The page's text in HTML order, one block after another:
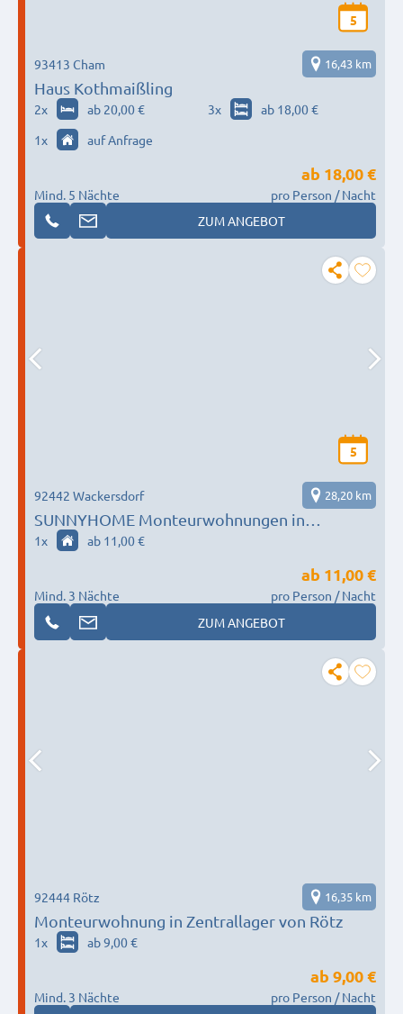
5
Haus Kothmaißling
93413 Cham 16,43 km
2x ab 20,00 € 3x
ab 18,00 €
1x auf Anfrage
Mind. 5 Nächte
ab 18,00 €
pro Person / Nacht
ZUM ANGEBOT
5
SUNNYHOME Monteurwohnungen in
Wackersdorf (ID 211)
92442 Wackersdorf 28,20 km
1x ab 11,00 €
Mind. 3 Nächte
ab 11,00 €
pro Person / Nacht
ZUM ANGEBOT
Monteurwohnung in Zentrallager von Rötz
92444 Rötz 16,35 km
1x ab 9,00 €
Mind. 3 Nächte
ab 9,00 €
pro Person / Nacht